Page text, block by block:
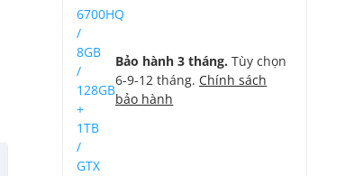
Bảo hành 3 tháng.Tùy chọn
6-9-12 tháng. Chính sách
bảo hành